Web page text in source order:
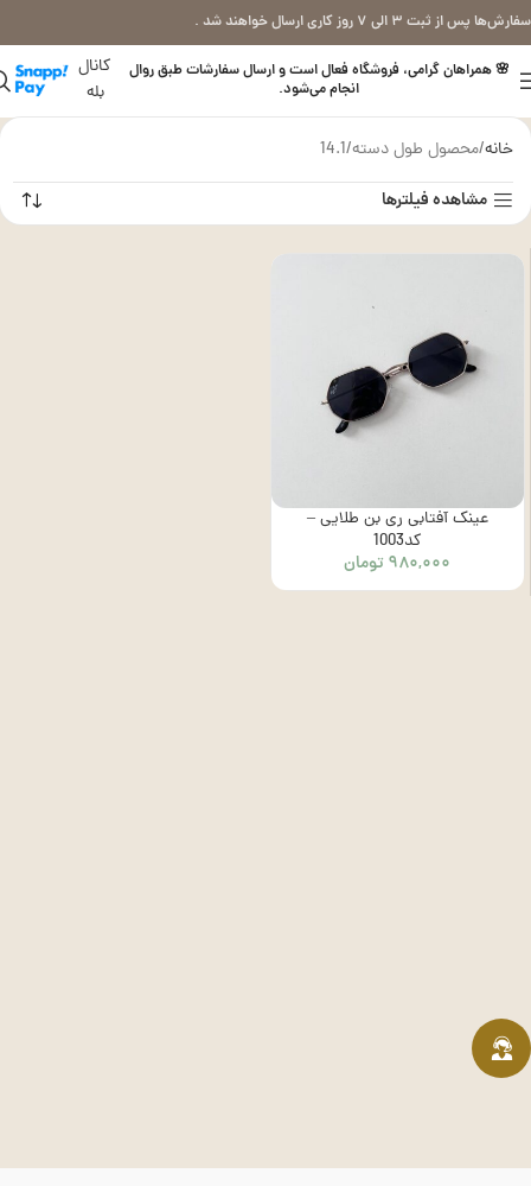
سفارش‌ها پس از ثبت ۳ الی ۷ روز کاری ارسال خواهند شد .
🌸 همراهان گرامی، فروشگاه فعال است و ارسال سفارشات طبق روال
انجام می‌شود.
کانال
بله
خانه محصول طول دسته 14.1
مشاهده فیلترها
عینک آفتابی ری بن طلایی –
کد1003
۹۸۰,۰۰۰ تومان